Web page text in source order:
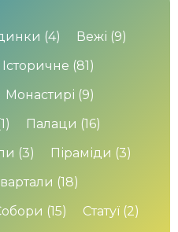
(4) Вежі (9)
Історичне (81)
Монастирі (9)
Палаци (16)
(3) Піраміди (3)
(18)
(15) Статуї (2)